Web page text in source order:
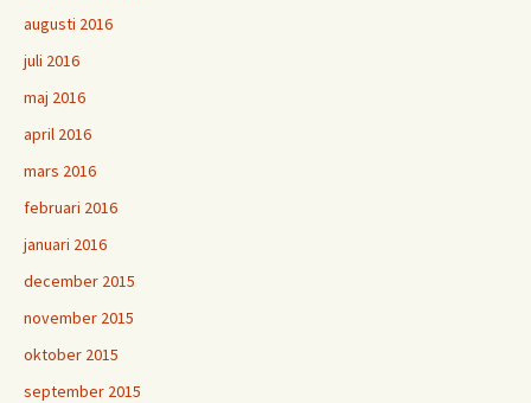
augusti 2016
juli 2016
maj 2016
april 2016
mars 2016
februari 2016
januari 2016
december 2015
november 2015
oktober 2015
september 2015